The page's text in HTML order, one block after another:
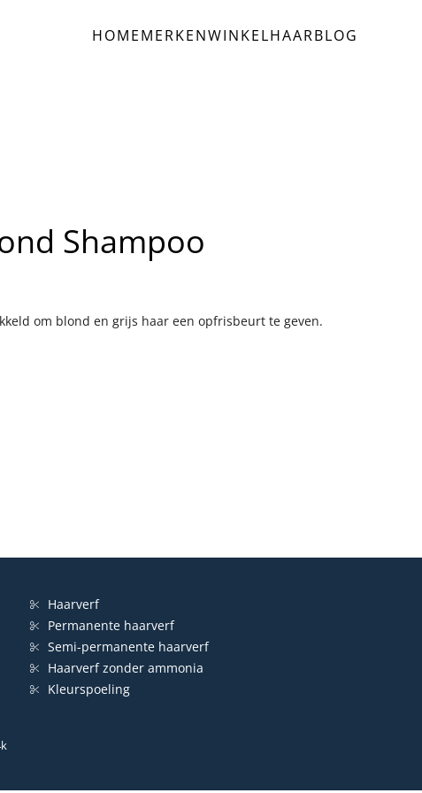
HOMEMERKENWINKELHAARBLOG
Shampoo
om blond en grijs haar een opfrisbeurt te geven.
Haarverf
Permanente haarverf
Semi-permanente haarverf
Haarverf zonder ammonia
Kleurspoeling